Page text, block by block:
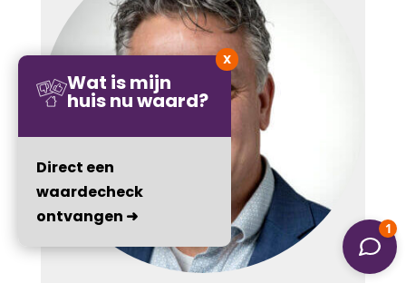
Wat is mijn
huis nu waard?
Direct een
waardecheck
ontvangen ➜
X